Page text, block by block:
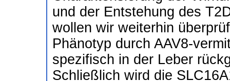
und der Entstehung des
wollen wir weiterhin
Phänotyp durch AAV8-
spezifisch in der Leber
Schließlich wird die